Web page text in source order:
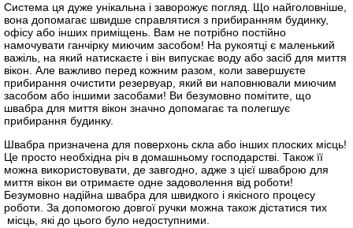
Система ця дуже унікальна і заворожує погляд. Що найголовніше,
вона допомагає швидше справлятися з прибиранням будинку,
офісу або інших приміщень. Вам не потрібно постійно
намочувати ганчірку миючим засобом! На рукоятці є маленький
важіль, на який натискаєте і він випускає воду або засіб для миття
вікон. Але важливо перед кожним разом, коли завершуєте
прибирання очистити резервуар, який ви наповнювали миючим
засобом або іншими засобами! Ви безумовно помітите, що
швабра для миття вікон значно допомагає та полегшує
прибирання будинку.
Швабра призначена для поверхонь скла або інших плоских місць!
Це просто необхідна річ в домашньому господарстві. Також її
можна використовувати, де завгодно, адже з цієї шваброю для
миття вікон ви отримаєте одне задоволення від роботи!
Безумовно надійна швабра для швидкого і якісного процесу
роботи. За допомогою довгої ручки можна також дістатися тих
місць, які до цього було недоступними.